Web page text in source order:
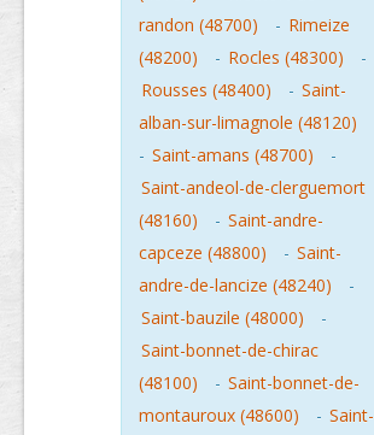
randon (48700)
- Rimeize
(48200)
- Rocles (48300)
-
Rousses (48400)
- Saint-
alban-sur-limagnole (48120)
- Saint-amans (48700)
-
Saint-andeol-de-clerguemort
(48160)
- Saint-andre-
capceze (48800)
- Saint-
andre-de-lancize (48240)
-
Saint-bauzile (48000)
-
Saint-bonnet-de-chirac
(48100)
- Saint-bonnet-de-
montauroux (48600)
- Saint-